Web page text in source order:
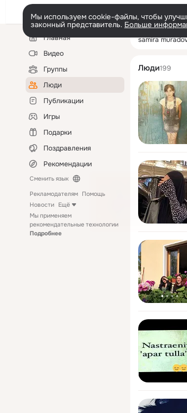
Мы используем cookie-файлы, чтобы
законный представитель. Больше
Левая
колонкаГлавная
Видео
Группы
Люди
Публикации
Игры
Подарки
Поздравления
Рекомендации
Сменить язык
Рекламодателям Помощь
Новости Ещё
Мы применяем
рекомендательные технологии
Подробнее
samira
Люди199